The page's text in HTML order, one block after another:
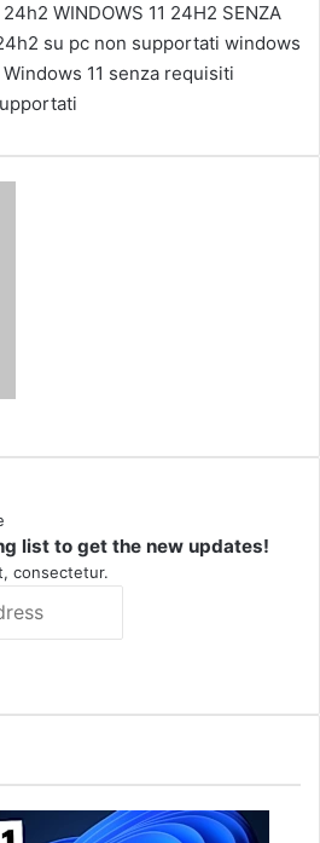
24h2 WINDOWS 11 24H2 SENZA
su pc non supportati windows
Windows 11 senza requisiti
list to get the new updates!
consectetur.